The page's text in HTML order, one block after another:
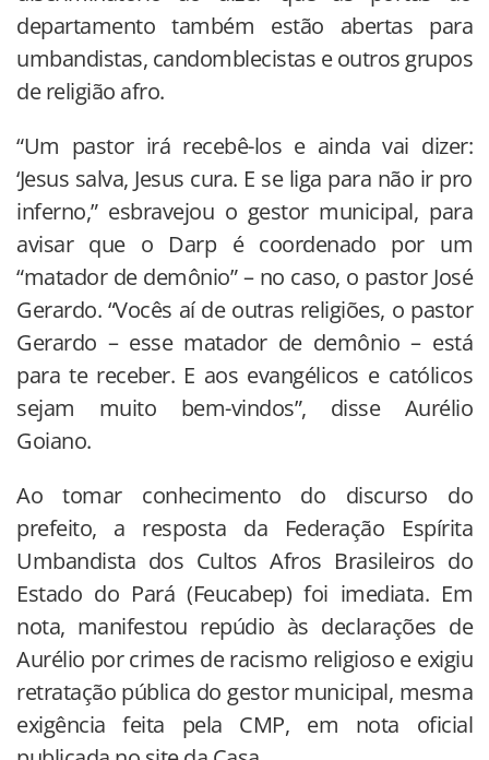
departamento também estão abertas para
umbandistas, candomblecistas e outros grupos
de religião afro.
“Um pastor irá recebê-los e ainda vai dizer:
‘Jesus salva, Jesus cura. E se liga para não ir pro
inferno,” esbravejou o gestor municipal, para
avisar que o Darp é coordenado por um
“matador de demônio” – no caso, o pastor José
Gerardo. “Vocês aí de outras religiões, o pastor
Gerardo – esse matador de demônio – está
para te receber. E aos evangélicos e católicos
sejam muito bem-vindos”, disse Aurélio
Goiano.
Ao tomar conhecimento do discurso do
prefeito, a resposta da Federação Espírita
Umbandista dos Cultos Afros Brasileiros do
Estado do Pará (Feucabep) foi imediata. Em
nota, manifestou repúdio às declarações de
Aurélio por crimes de racismo religioso e exigiu
retratação pública do gestor municipal, mesma
exigência feita pela CMP, em nota oficial